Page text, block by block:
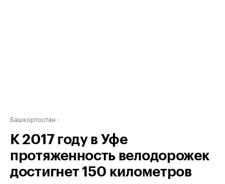
Башкортостан
К 2017 году в Уфе
протяженность велодорожек
достигнет 150 километров